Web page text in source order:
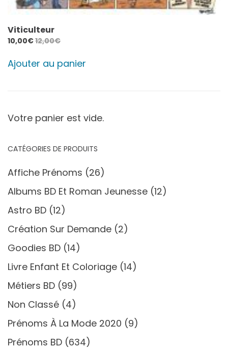
Viticulteur
10,00€12,00€
Ajouter au panier
Votre panier est vide.
CATÉGORIES DE PRODUITS
Affiche Prénoms (26)
Albums BD Et Roman Jeunesse (12)
Astro BD (12)
Création Sur Demande (2)
Goodies BD (14)
Livre Enfant Et Coloriage (14)
Métiers BD (99)
Non Classé (4)
Prénoms À La Mode 2020 (9)
Prénoms BD (634)